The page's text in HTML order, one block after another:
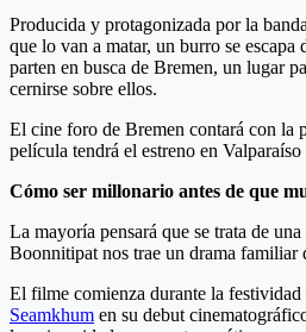
Producida y protagonizada por la
que lo van a matar, un burro se
parten en busca de Bremen, un lugar
cernirse sobre ellos.
El cine foro de Bremen contará con la
película tendrá el estreno en
Cómo ser millonario antes de que
La mayoría pensará que se trata de
Boonnitipat nos trae un drama familiar
El filme comienza durante la
Seamkhum en su debut